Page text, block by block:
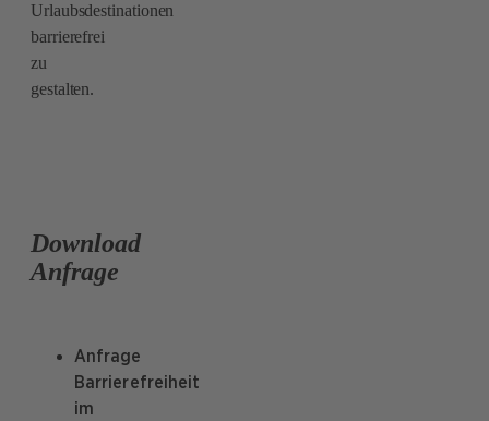
Urlaubsdestinationen
barrierefrei
zu
gestalten.
Download
Anfrage
Anfrage
Barrierefreiheit
im